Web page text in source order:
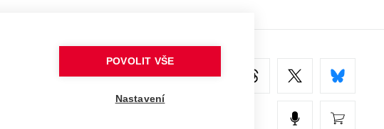
POVOLIT VŠE
Nastavení